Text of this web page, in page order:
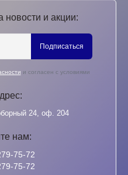
новости и акции:
Подписаться
и согласен с условиями
24, оф. 204
нам:
75-72
75-72